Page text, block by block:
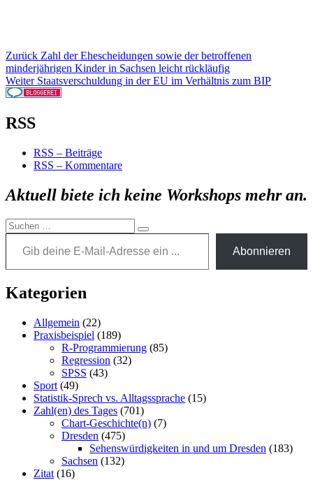
Beitragsnavigation
Zurück Vorheriger
Beitrag:
Zahl der Ehescheidungen sowie der betroffenen
minderjährigen Kinder in Sachsen leicht rückläufig
Weiter Nächster
Beitrag:
Staatsverschuldung in der EU im Verhältnis zum BIP
RSS
RSS – Beiträge
RSS – Kommentare
Aktuell biete ich keine Workshops mehr an.
Suchen
nach:
Suchen
Gib deine E-Mail-Adresse ein ...
Abonnieren
Kategorien
Allgemein (22)
Praxisbeispiel (189)
R-Programmierung (85)
Regression (32)
SPSS (43)
Sport (49)
Statistik-Sprech vs. Alltagssprache (15)
Zahl(en) des Tages (701)
Chart-Geschichte(n) (7)
Dresden (475)
Sehenswürdigkeiten in und um Dresden (183)
Sachsen (132)
Zitat (16)